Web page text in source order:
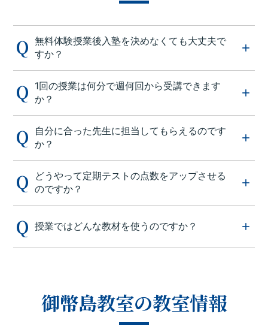
無料体験授業後入塾を決めなくても大丈夫で
すか？
1回の授業は何分で週何回から受講できます
か？
自分に合った先生に担当してもらえるのです
か？
どうやって定期テストの点数をアップさせる
のですか？
授業ではどんな教材を使うのですか？
御幣島教室の教室情報